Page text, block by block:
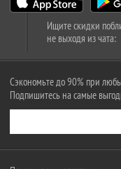
Ищите скидки
не выходя из чата:
Сэкономьте до 90% при
Подпишитесь на самые